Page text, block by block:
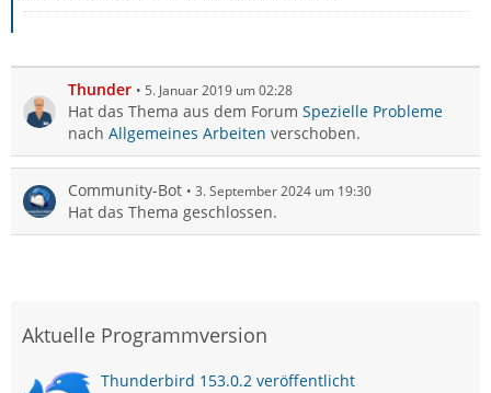
Thunder 5. Januar 2019 um 02:28
Hat das Thema aus dem Forum Spezielle Probleme
nach Allgemeines Arbeiten verschoben.
Community-Bot 3. September 2024 um 19:30
Hat das Thema geschlossen.
Aktuelle Programmversion
Thunderbird 153.0.2 veröffentlicht